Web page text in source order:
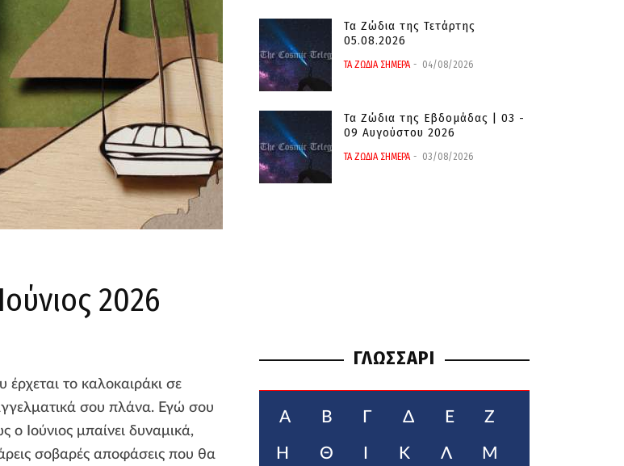
2026
το καλοκαιράκι σε
σου πλάνα. Εγώ σου
ο Ιούνιος μπαίνει δυναμικά,
σοβαρές αποφάσεις που θα
Τα Ζώδια της Τετάρτης
05.08.2026
ΤΑ ΖΩΔΙΑ ΣΗΜΕΡΑ 04/08/2026
Τα Ζώδια της Εβδομάδας | 03 -
09 Αυγούστου 2026
ΤΑ ΖΩΔΙΑ ΣΗΜΕΡΑ 03/08/2026
ΓΛΩΣΣΑΡΙ
Α Β Γ Δ Ε Ζ
Η Θ Κ Λ Μ